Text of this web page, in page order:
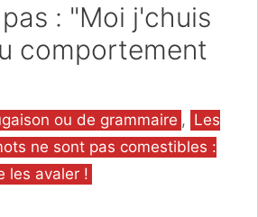
: "Moi j'chuis
comportement
ou de grammaire , Les
ne sont pas comestibles :
les avaler !